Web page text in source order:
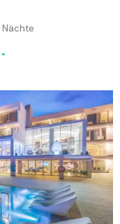
Nächte